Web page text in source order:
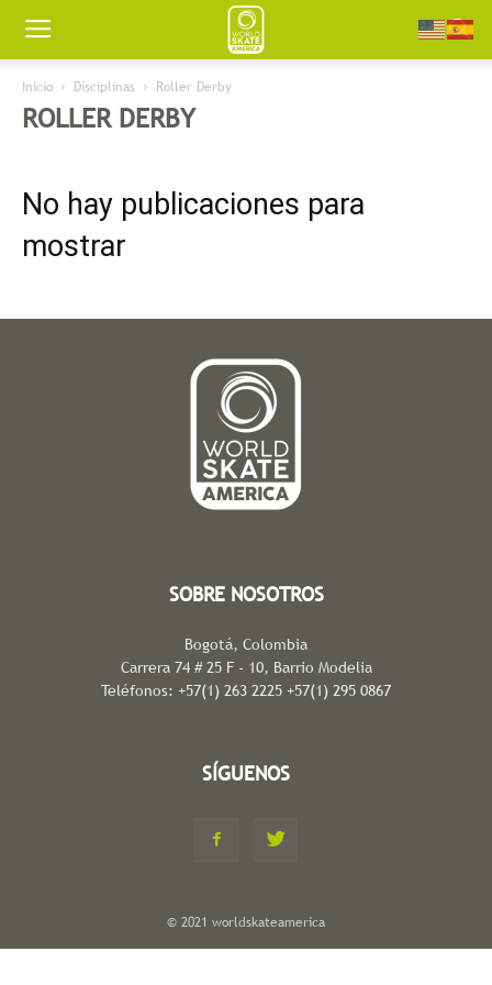
Worldskate
America
Inicio Disciplinas Roller Derby
ROLLER DERBY
No hay publicaciones para
mostrar
SOBRE NOSOTROS
Bogotá, Colombia
Carrera 74 # 25 F - 10, Barrio Modelia
Teléfonos: +57(1) 263 2225 +57(1) 295 0867
SÍGUENOS
© 2021 worldskateamerica